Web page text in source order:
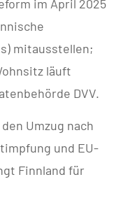
im April 2025
mitausstellen;
läuft
DVV.
Umzug nach
und EU-
Finnland für